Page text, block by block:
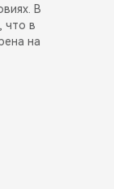
В
что в
на